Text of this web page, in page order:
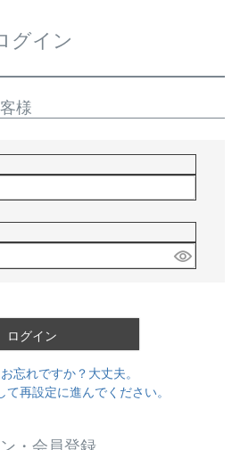
グイン
様
ログイン
忘れですか？大丈夫。
て再設定に進んでください。
・会員登録